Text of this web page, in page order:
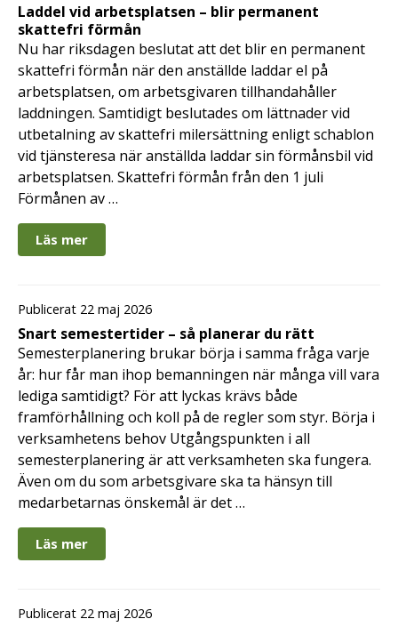
Laddel vid arbetsplatsen – blir permanent
skattefri förmån
Nu har riksdagen beslutat att det blir en permanent
skattefri förmån när den anställde laddar el på
arbetsplatsen, om arbetsgivaren tillhandahåller
laddningen. Samtidigt beslutades om lättnader vid
utbetalning av skattefri milersättning enligt schablon
vid tjänsteresa när anställda laddar sin förmånsbil vid
arbetsplatsen. Skattefri förmån från den 1 juli
Förmånen av …
Läs mer
Publicerat 22 maj 2026
Snart semestertider – så planerar du rätt
Semesterplanering brukar börja i samma fråga varje
år: hur får man ihop bemanningen när många vill vara
lediga samtidigt? För att lyckas krävs både
framförhållning och koll på de regler som styr. Börja i
verksamhetens behov Utgångspunkten i all
semesterplanering är att verksamheten ska fungera.
Även om du som arbetsgivare ska ta hänsyn till
medarbetarnas önskemål är det …
Läs mer
Publicerat 22 maj 2026